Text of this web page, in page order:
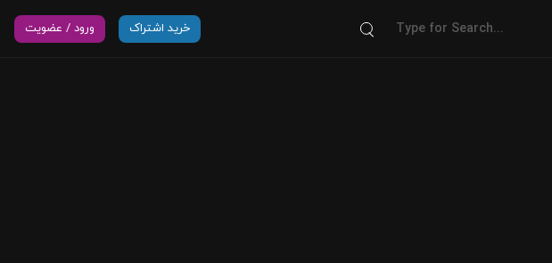
خرید اشتراک ورود / عضویت